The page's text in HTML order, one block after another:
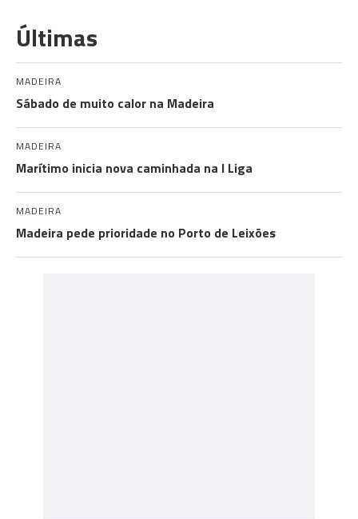
Últimas
MADEIRA
Sábado de muito calor na Madeira
MADEIRA
Marítimo inicia nova caminhada na I Liga
MADEIRA
Madeira pede prioridade no Porto de Leixões